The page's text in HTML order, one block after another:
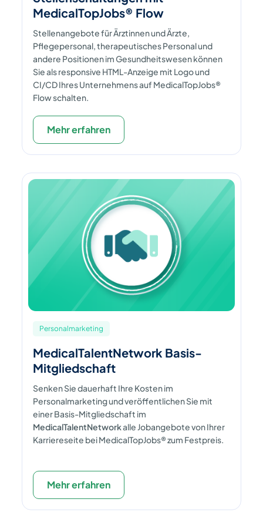
MedicalTopJobs® Flow
Stellenangebote für Ärztinnen und Ärzte,
Pflegepersonal, therapeutisches Personal und
andere Positionen im Gesundheitswesen können
Sie als responsive HTML-Anzeige mit Logo und
CI/CD Ihres Unternehmens auf MedicalTopJobs®
Flow schalten.
Mehr erfahren
Personalmarketing
MedicalTalentNetwork Basis-
Mitgliedschaft
Senken Sie dauerhaft Ihre Kosten im
Personalmarketing und veröffentlichen Sie mit
einer Basis-Mitgliedschaft im
MedicalTalentNetworkalle Jobangebote von Ihrer
Karriereseite bei MedicalTopJobs® zum Festpreis.
Mehr erfahren